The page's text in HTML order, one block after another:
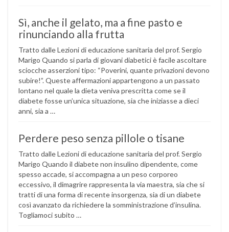
Sì, anche il gelato, ma a fine pasto e
rinunciando alla frutta
Tratto dalle Lezioni di educazione sanitaria del prof. Sergio
Marigo Quando si parla di giovani diabetici è facile ascoltare
sciocche asserzioni tipo: “Poverini, quante privazioni devono
subire!”. Queste affermazioni appartengono a un passato
lontano nel quale la dieta veniva prescritta come se il
diabete fosse un’unica situazione, sia che iniziasse a dieci
anni, sia a …
Perdere peso senza pillole o tisane
Tratto dalle Lezioni di educazione sanitaria del prof. Sergio
Marigo Quando il diabete non insulino dipendente, come
spesso accade, si accompagna a un peso corporeo
eccessivo, il dimagrire rappresenta la via maestra, sia che si
tratti di una forma di recente insorgenza, sia di un diabete
così avanzato da richiedere la somministrazione d’insulina.
Togliamoci subito …